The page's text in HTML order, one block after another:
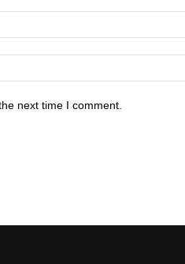
next time I comment.